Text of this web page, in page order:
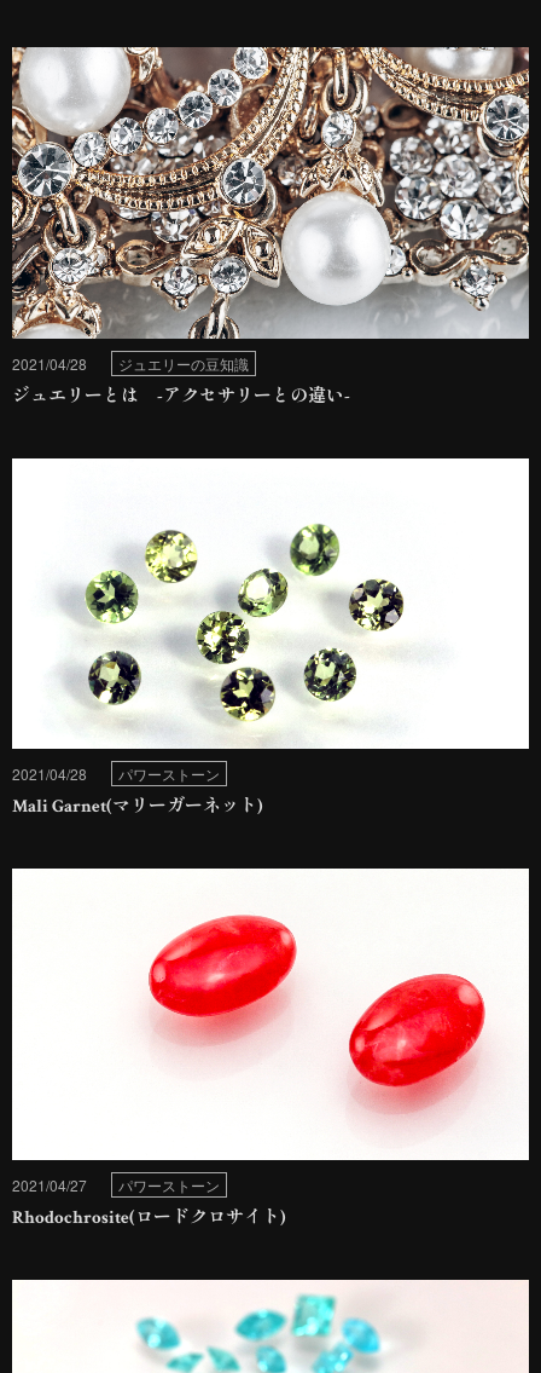
2021/04/28 ジュエリーの豆知識
ジュエリーとは -アクセサリーとの違い-
2021/04/28 パワーストーン
Mali Garnet(マリーガーネット)
2021/04/27 パワーストーン
Rhodochrosite(ロードクロサイト)